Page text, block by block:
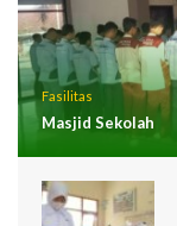
Fasilitas
Masjid Sekolah